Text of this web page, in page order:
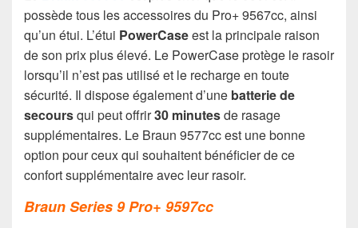
possède tous les accessoires du Pro+ 9567cc, ainsi
qu’un étui. L’étui PowerCaseest la principale raison
de son prix plus élevé. Le PowerCase protège le rasoir
lorsqu’il n’est pas utilisé et le recharge en toute
sécurité. Il dispose également d’une batterie de
secoursqui peut offrir30 minutesde rasage
supplémentaires. Le Braun 9577cc est une bonne
option pour ceux qui souhaitent bénéficier de ce
confort supplémentaire avec leur rasoir.
Braun Series 9 Pro+ 9597cc